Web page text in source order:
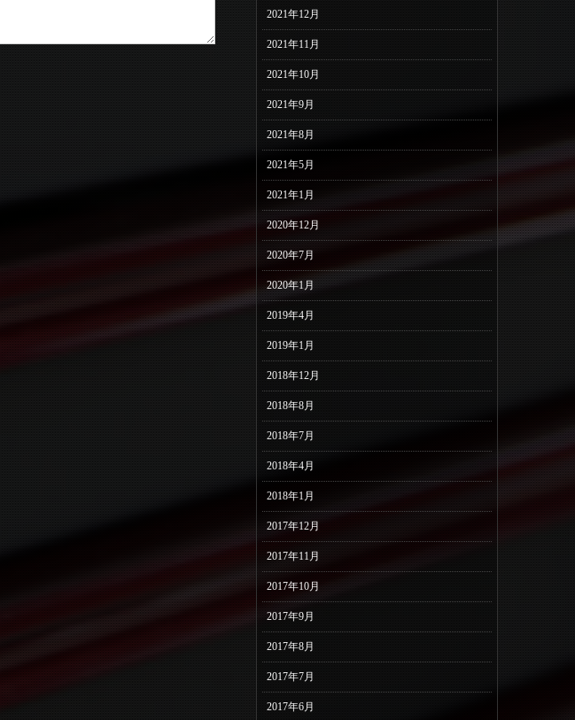
2021年12月
2021年11月
2021年10月
2021年9月
2021年8月
2021年5月
2021年1月
2020年12月
2020年7月
2020年1月
2019年4月
2019年1月
2018年12月
2018年8月
2018年7月
2018年4月
2018年1月
2017年12月
2017年11月
2017年10月
2017年9月
2017年8月
2017年7月
2017年6月